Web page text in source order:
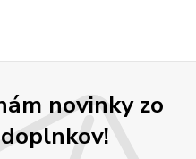
novinky zo